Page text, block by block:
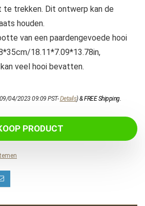
te trekken. Dit ontwerp kan de
houden.
van een paardengevoede hooi
18.11*7.09*13.78in,
veel hooi bevatten.
04/2023 09:09 PST-Details)&FREE Shipping.
PRODUCT